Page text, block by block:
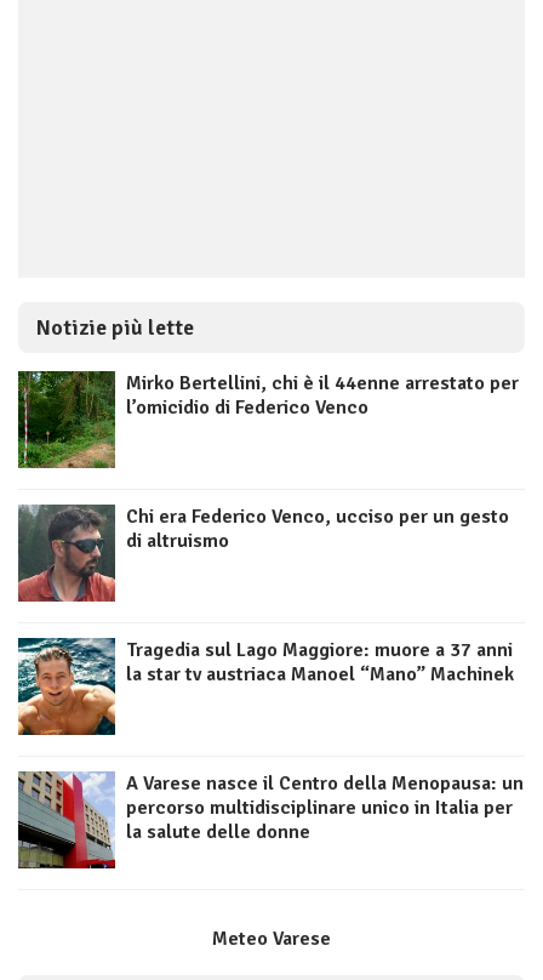
Notizie più lette
Mirko Bertellini, chi è il 44enne arrestato per
l’omicidio di Federico Venco
Chi era Federico Venco, ucciso per un gesto
di altruismo
Tragedia sul Lago Maggiore: muore a 37 anni
la star tv austriaca Manoel “Mano” Machinek
A Varese nasce il Centro della Menopausa: un
percorso multidisciplinare unico in Italia per
la salute delle donne
Meteo Varese